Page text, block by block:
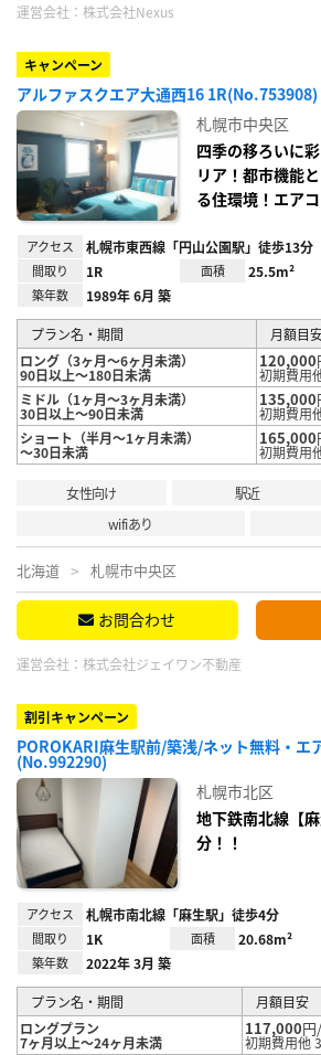
運営会社： 株式会社Nexus
キャンペーン
アルファスクエア大通西16 1R(No.753908)
札幌市中央区
四季の移ろいに
リア！都市機能
る住環境！エア
アクセス 札幌市東西線「円山公園駅」徒歩13分
間取り 1R 面積 25.5m²
築年数 1989年 6月 築
プラン名・期間
月額目
ロング（3ヶ月～6ヶ月未満）
90日以上～180日未満
120,000
初期費用
ミドル（1ヶ月～3ヶ月未満）
30日以上～90日未満
135,000
初期費用
ショート（半月～1ヶ月未満）
～30日未満
165,000
初期費用
女性向け 駅近
wifiあり
北海道 札幌市中央区
お問合わせ
運営会社： 株式会社ジェイワン不動産
割引キャンペーン
POROKARI麻生駅前/築浅/ネット無料・エ
(No.992290)
札幌市北区
地下鉄南北線【
分！！
アクセス 札幌市南北線「麻生駅」徒歩4分
間取り 1K 面積 20.68m²
築年数 2022年 3月 築
プラン名・期間
月額目安
ロングプラン
7ヶ月以上～24ヶ月未満
117,000
初期費用他